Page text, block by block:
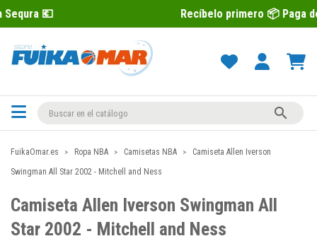
Recíbelo primero 📦 Paga después con

FuikaOmar.es Ropa NBA Camisetas NBA
Camiseta Allen Iverson
Swingman All Star 2002 - Mitchell and Ness
Camiseta Allen Iverson Swingman All
Star 2002 - Mitchell and Ness